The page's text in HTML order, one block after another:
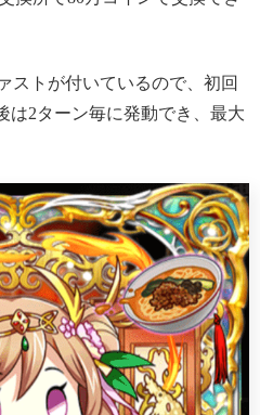
ストが付いているので、初回
は2ターン毎に発動でき、最大